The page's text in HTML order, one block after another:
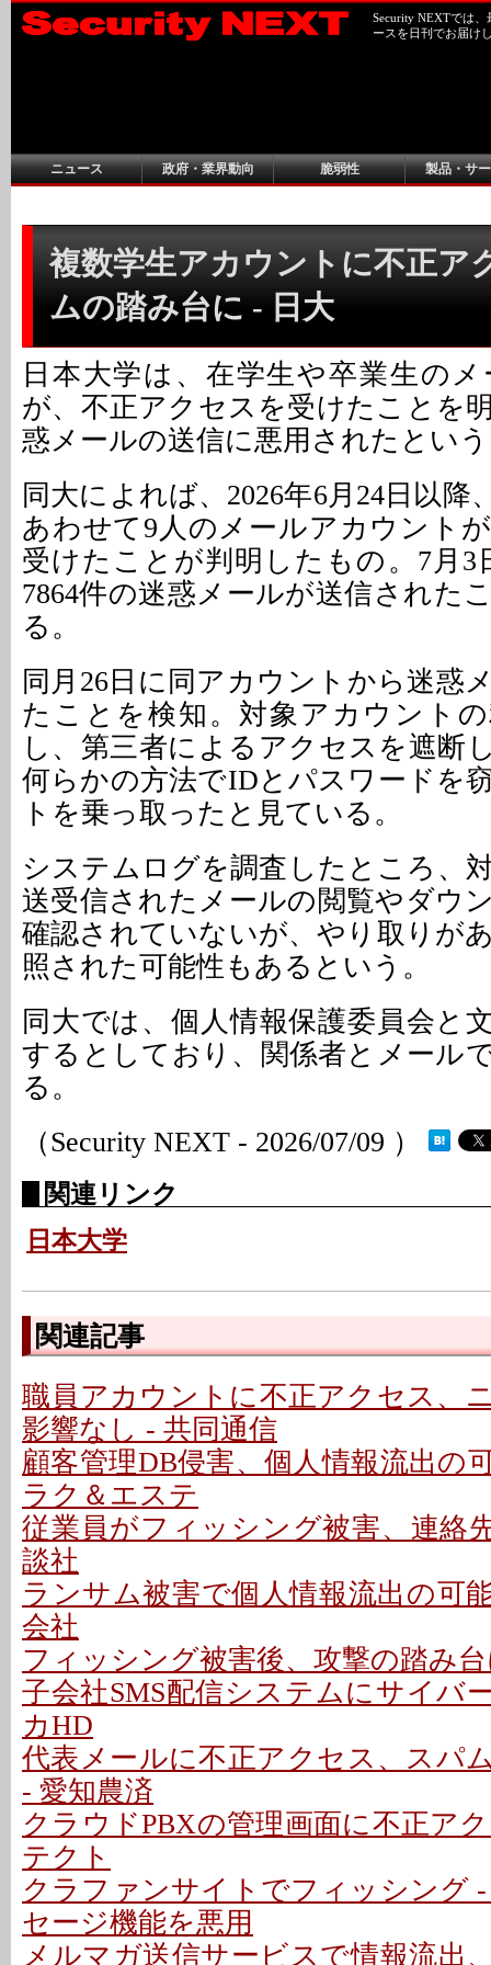
Security NEXTでは
ースを日刊でお届け
ニュース 政府・業界動向 脆弱性 製品・サ
複数学生アカウントに不正ア
ムの踏み台に - 日大
日本大学は、在学生や卒業生の
が、不正アクセスを受けたことを
惑メールの送信に悪用されたとい
同大によれば、2026年6月24日以降
あわせて9人のメールアカウント
受けたことが判明したもの。7月3
7864件の迷惑メールが送信された
る。
同月26日に同アカウントから迷惑
たことを検知。対象アカウント
し、第三者によるアクセスを遮断
何らかの方法でIDとパスワードを
トを乗っ取ったと見ている。
システムログを調査したところ、
送受信されたメールの閲覧やダウ
確認されていないが、やり取りが
照された可能性もあるという。
同大では、個人情報保護委員会と
するとしており、関係者とメール
る。
（Security NEXT - 2026/07/09 ）
関連リンク
日本大学
関連記事
職員アカウントに不正アクセス、
影響なし - 共同通信
顧客管理DB侵害、個人情報流出の
ラク＆エステ
従業員がフィッシング被害、連絡
談社
ランサム被害で個人情報流出の可
会社
フィッシング被害後、攻撃の踏み
子会社SMS配信システムにサイバ
カHD
代表メールに不正アクセス、スパ
- 愛知農済
クラウドPBXの管理画面に不正ア
テクト
クラファンサイトでフィッシング
セージ機能を悪用
メルマガ送信サービスで情報流出